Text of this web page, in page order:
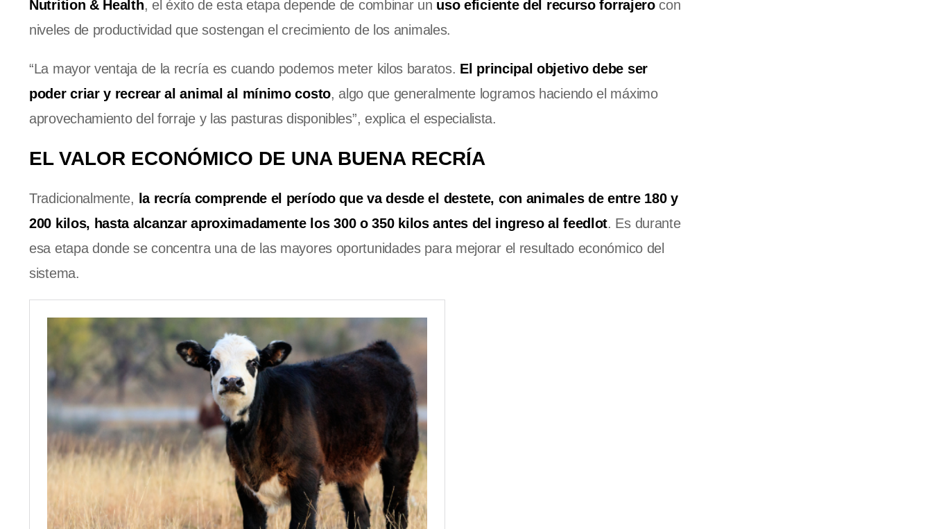
Nutrition & Health, el éxito de esta etapa depende de combinar un uso eficiente del recurso forrajerocon
niveles de productividad que sostengan el crecimiento de los animales.
“La mayor ventaja de la recría es cuando podemos meter kilos baratos. El principal objetivo debe ser
poder criar y recrear al animal al mínimo costo, algo que generalmente logramos haciendo el máximo
aprovechamiento del forraje y las pasturas disponibles”, explica el especialista.
EL VALOR ECONÓMICO DE UNA BUENA RECRÍA
Tradicionalmente, la recría comprende el período que va desde el destete, con animales de entre 180 y
200 kilos, hasta alcanzar aproximadamente los 300 o 350 kilos antes del ingreso al feedlot. Es durante
esa etapa donde se concentra una de las mayores oportunidades para mejorar el resultado económico del
sistema.